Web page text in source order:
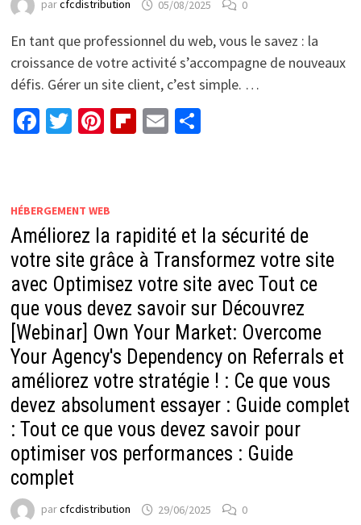
parcfcdistribution 05/08/2025 0
En tant que professionnel du web, vous le savez : la
croissance de votre activité s’accompagne de nouveaux
défis. Gérer un site client, c’est simple. …
Facebook
Twitter
Pinterest
Flipboard
EmailPartager
HÉBERGEMENT WEB
Améliorez la rapidité et la sécurité de
votre site grâce à Transformez votre site
avec Optimisez votre site avec Tout ce
que vous devez savoir sur Découvrez
[Webinar] Own Your Market: Overcome
Your Agency's Dependency on Referrals et
améliorez votre stratégie ! : Ce que vous
devez absolument essayer : Guide complet
: Tout ce que vous devez savoir pour
optimiser vos performances : Guide
complet
parcfcdistribution 29/06/2025 0